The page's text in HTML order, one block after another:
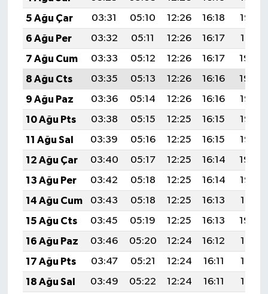
5 Ağu Çar
03:31 05:10 12:26 16:18
19:32
6 Ağu Per
03:32 05:11 12:26 16:17
19:31
7 Ağu Cum
03:33 05:12 12:26 16:17
19:30
8 Ağu Cts
03:35 05:13 12:26 16:16
19:29
9 Ağu Paz
03:36 05:14 12:26 16:16
19:27
10 Ağu Pts
03:38 05:15 12:25 16:15
19:26
11 Ağu Sal
03:39 05:16 12:25 16:15
19:25
12 Ağu Çar
03:40 05:17 12:25 16:14
19:24
13 Ağu Per
03:42 05:18 12:25 16:14
19:22
14 Ağu Cum
03:43 05:18 12:25 16:13
19:21
15 Ağu Cts
03:45 05:19 12:25 16:13
19:20
16 Ağu Paz
03:46 05:20 12:24 16:12
19:18
17 Ağu Pts
03:47 05:21 12:24 16:11
19:17
18 Ağu Sal
03:49 05:22 12:24 16:11
19:16